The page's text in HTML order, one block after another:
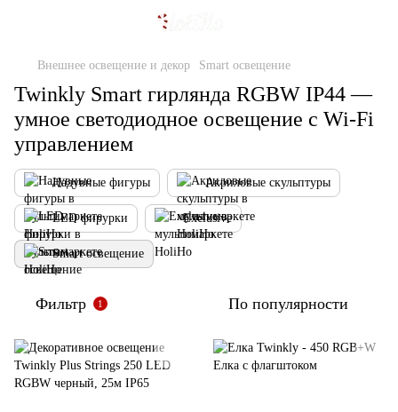
Внешнее освещение и декор Smart освещение
Twinkly Smart гирлянда RGBW IP44 —
умное светодиодное освещение с Wi-Fi
управлением
Надувные фигуры Акриловые скульптуры
LED фирурки Exclusive
Smart освещение
Фильтр 1 По популярности